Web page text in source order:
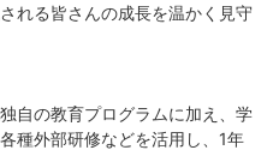
れる皆さんの成長を温かく見守
自の教育プログラムに加え、学
種外部研修などを活用し、1年